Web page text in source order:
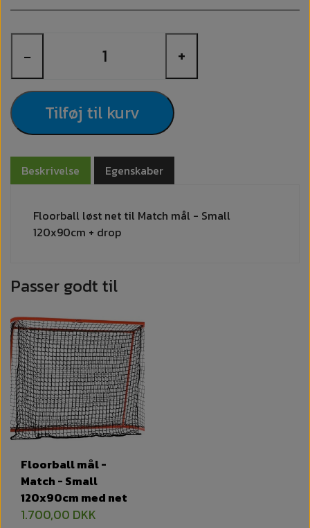
− +
Tilføj til kurv
Beskrivelse Egenskaber
Floorball løst net til Match mål - Small
120x90cm + drop
Passer godt til
Floorball mål -
Match - Small
120x90cm med net
1.700,00 DKK